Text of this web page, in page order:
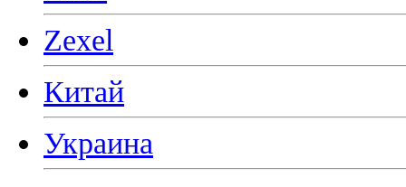
Zexel
Китай
Украина